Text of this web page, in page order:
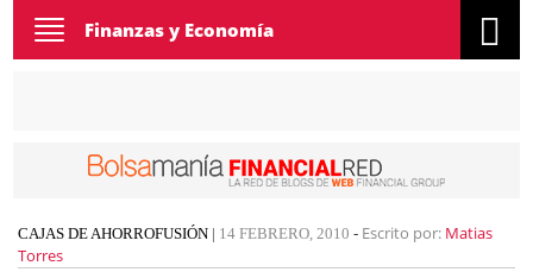
Toggle
navigation
Finanzas y Economía
CAJAS DE AHORROFUSIÓN | 14 FEBRERO, 2010 - Escrito por: Matias
Torres